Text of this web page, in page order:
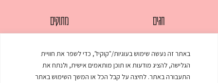
באתר זה נעשה שימוש בעוגיות/"קוקיז", כדי לשפר את חוויית
הגלישה, להציג מודעות או תוכן מותאמים אישית, ולנתח את
התעבורה באתר. לחיצה על קבל הכל או המשך השימוש באתר
חגים
מאפים
ממולאים
מתוקים
עוגות
עוף